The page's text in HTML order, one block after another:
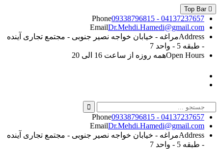
Skip
to
content
Top Bar
Phone09338796815 - 04137237657
EmailDr.Mehdi.Hamedi@gmail.com
Addressمراغه - خیابان خواجه نصیر جنوبی - مجتمع تجاری آینده
- طبقه 5 - واحد 7
Open Hoursهمه روزه از ساعت 16 الی 20
Search
for:
Phone09338796815 - 04137237657
EmailDr.Mehdi.Hamedi@gmail.com
Addressمراغه - خیابان خواجه نصیر جنوبی - مجتمع تجاری آینده
- طبقه 5 - واحد 7